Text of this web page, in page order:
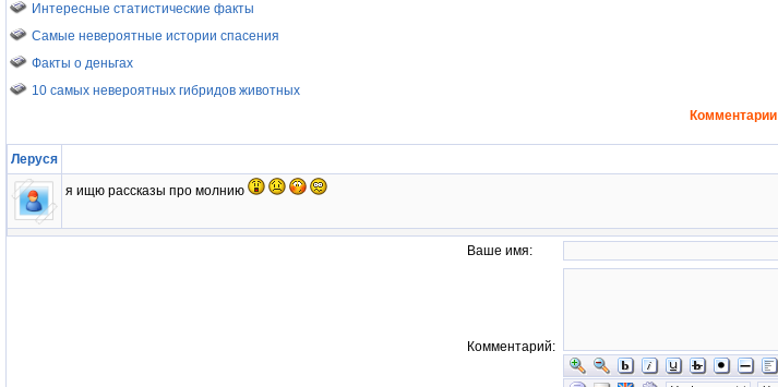
Интересные статистические факты
Самые невероятные истории спасения
Факты о деньгах
10 самых невероятных гибридов животных
Комментарии
Леруся
я ищю рассказы про молнию
Ваше имя:
Комментарий: